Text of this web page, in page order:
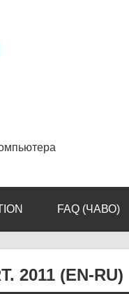
FAQ (ЧАВО)
2011 (EN-RU)